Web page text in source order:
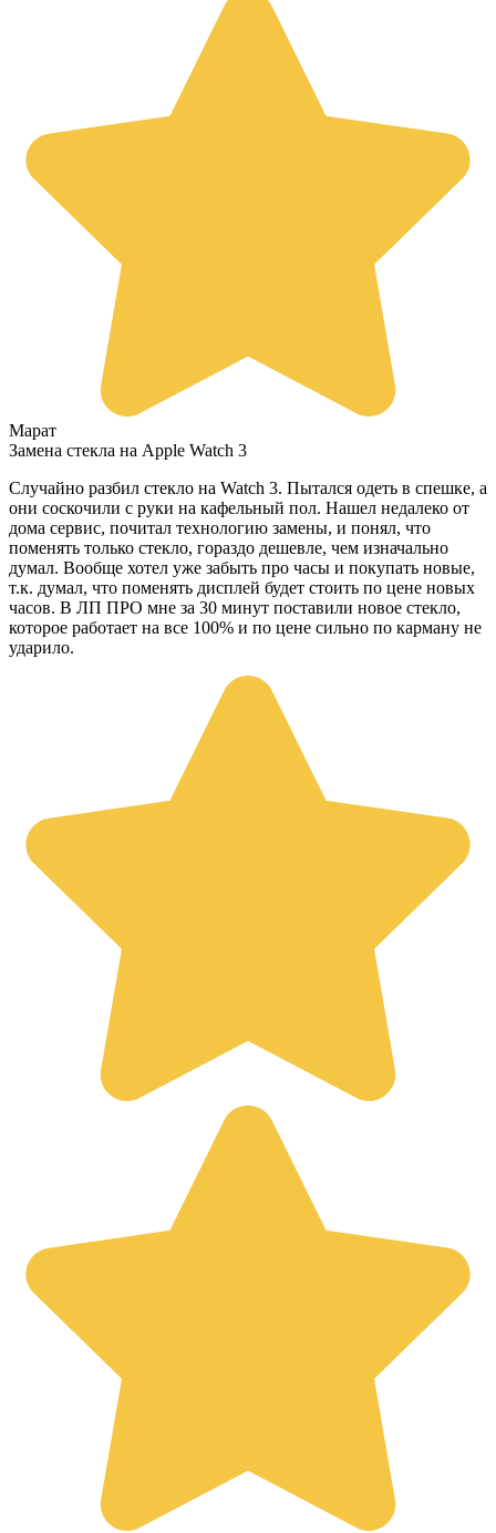
Марат
Замена стекла на Apple Watch 3
Случайно разбил стекло на Watch 3. Пытался одеть в спешке, а
они соскочили с руки на кафельный пол. Нашел недалеко от
дома сервис, почитал технологию замены, и понял, что
поменять только стекло, гораздо дешевле, чем изначально
думал. Вообще хотел уже забыть про часы и покупать новые,
т.к. думал, что поменять дисплей будет стоить по цене новых
часов. В ЛП ПРО мне за 30 минут поставили новое стекло,
которое работает на все 100% и по цене сильно по карману не
ударило.